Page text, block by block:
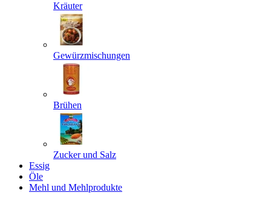
Kräuter
Gewürzmischungen
Brühen
Zucker und Salz
Essig
Öle
Mehl und Mehlprodukte